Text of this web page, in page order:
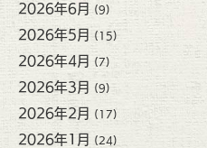
2026年6月 (9)
2026年5月 (15)
2026年4月 (7)
2026年3月 (9)
2026年2月 (17)
2026年1月 (24)